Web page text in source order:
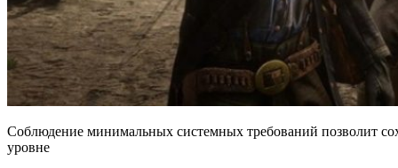
Соблюдение минимальных системных требований позволит
уровне